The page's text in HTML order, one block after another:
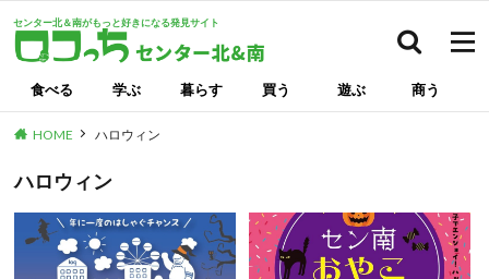
センター北＆南がもっと好きになる発見サイト
食べる 学ぶ 暮らす 買う 遊ぶ 商う
HOME ハロウィン
ハロウィン